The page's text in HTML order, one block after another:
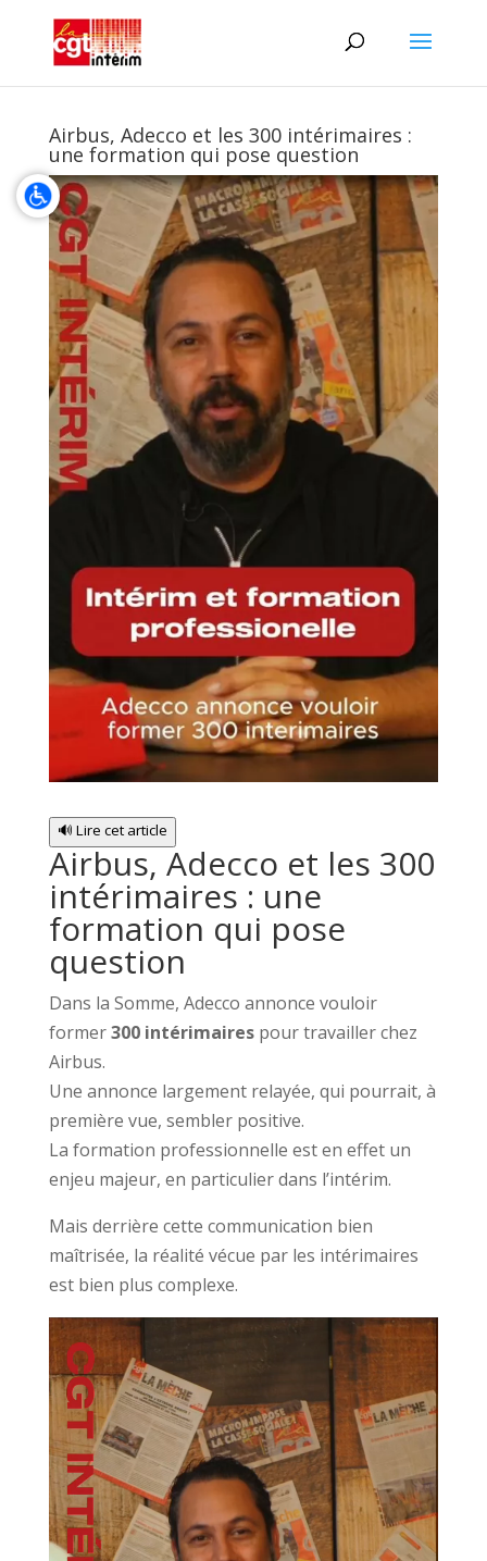
Airbus, Adecco et les 300 intérimaires :
une formation qui pose question
🔊 Lire cet article
Airbus, Adecco et les 300
intérimaires : une
formation qui pose
question
Dans la Somme, Adecco annonce vouloir
former300 intérimairespour travailler chez
Airbus.
Une annonce largement relayée, qui pourrait, à
première vue, sembler positive.
La formation professionnelle est en effet un
enjeu majeur, en particulier dans l’intérim.
Mais derrière cette communication bien
maîtrisée, la réalité vécue par les intérimaires
est bien plus complexe.
Lecteur
vidéo